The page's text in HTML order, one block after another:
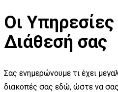
Οι
Διάθεσή σας
Σας ενημερώνουμε τι έχει
διακοπές σας εδώ, ώστε να